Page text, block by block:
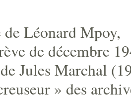
Léonard Mpoy,
de décembre
Jules Marchal
» des